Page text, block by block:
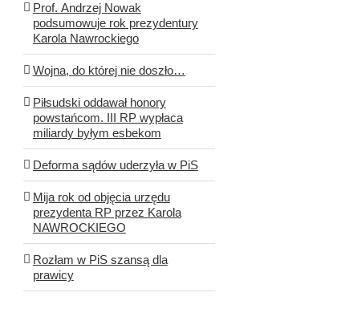
Prof. Andrzej Nowak
podsumowuje rok prezydentury
Karola Nawrockiego
Wojna, do której nie doszło…
Piłsudski oddawał honory
powstańcom. III RP wypłaca
miliardy byłym esbekom
Deforma sądów uderzyła w PiS
Mija rok od objęcia urzędu
prezydenta RP przez Karola
NAWROCKIEGO
Rozłam w PiS szansą dla
prawicy